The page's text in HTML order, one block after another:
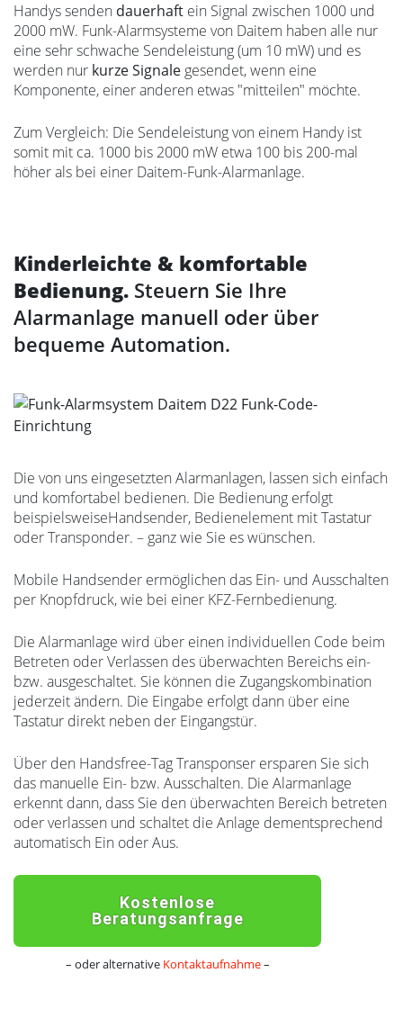
Handys senden dauerhaft ein Signal zwischen 1000 und
2000 mW. Funk-Alarmsysteme von Daitem haben alle nur
eine sehr schwache Sendeleistung (um 10 mW) und es
werden nur kurze Signale gesendet, wenn eine
Komponente, einer anderen etwas "mitteilen" möchte.
Zum Vergleich: Die Sendeleistung von einem Handy ist
somit mit ca. 1000 bis 2000 mW etwa 100 bis 200-mal
höher als bei einer Daitem-Funk-Alarmanlage.
Kinderleichte & komfortable
Bedienung. Steuern Sie Ihre
Alarmanlage manuell oder über
bequeme Automation.
Die von uns eingesetzten Alarmanlagen, lassen sich einfach
und komfortabel bedienen. Die Bedienung erfolgt
beispielsweiseHandsender, Bedienelement mit Tastatur
oder Transponder. – ganz wie Sie es wünschen.
Mobile Handsender ermöglichen das Ein- und Ausschalten
per Knopfdruck, wie bei einer KFZ-Fernbedienung.
Die Alarmanlage wird über einen individuellen Code beim
Betreten oder Verlassen des überwachten Bereichs ein-
bzw. ausgeschaltet. Sie können die Zugangskombination
jederzeit ändern. Die Eingabe erfolgt dann über eine
Tastatur direkt neben der Eingangstür.
Über den Handsfree-Tag Transponser ersparen Sie sich
das manuelle Ein- bzw. Ausschalten. Die Alarmanlage
erkennt dann, dass Sie den überwachten Bereich betreten
oder verlassen und schaltet die Anlage dementsprechend
automatisch Ein oder Aus.
Kostenlose
Beratungsanfrage
– oder alternative Kontaktaufnahme–